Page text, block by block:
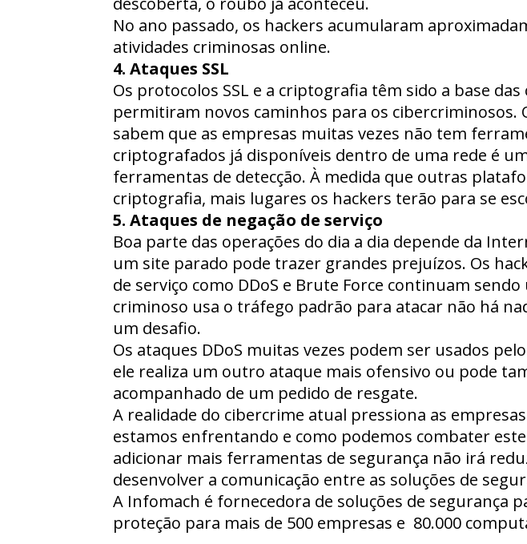
No ano passado, os hackers acumularam
atividades criminosas online.
4. Ataques SSL
Os protocolos SSL e a criptografia têm sido a base
permitiram novos caminhos para os
sabem que as empresas muitas vezes não tem
criptografados já disponíveis dentro de uma rede é
ferramentas de detecção. À medida que outras
criptografia, mais lugares os hackers terão para se
5. Ataques de negação de serviço
Boa parte das operações do dia a dia depende da
um site parado pode trazer grandes prejuízos. Os
de serviço como DDoS e Brute Force continuam
criminoso usa o tráfego padrão para atacar não há
um desafio.
Os ataques DDoS muitas vezes podem ser usados
ele realiza um outro ataque mais ofensivo ou pode
acompanhado de um pedido de resgate.
A realidade do cibercrime atual pressiona as
estamos enfrentando e como podemos combater
adicionar mais ferramentas de segurança não irá
desenvolver a comunicação entre as soluções de
A Infomach é fornecedora de soluções de segurança
proteção para mais de 500 empresas e 80.000